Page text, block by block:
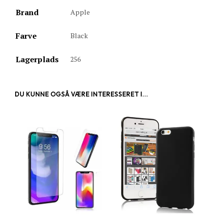
Brand Apple
Farve Black
Lagerplads 256
DU KUNNE OGSÅ VÆRE INTERESSERET I...